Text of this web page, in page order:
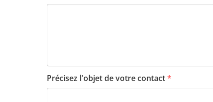
Précisez l'objet de votre contact*